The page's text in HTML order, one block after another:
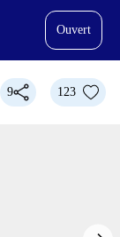
Ouvert
9 123